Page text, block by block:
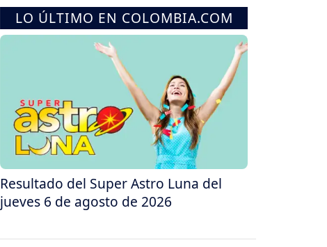
LO ÚLTIMO EN COLOMBIA.COM
Resultado del Super Astro Luna del
jueves 6 de agosto de 2026